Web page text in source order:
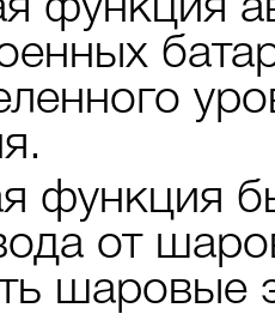
функция
функция
от
шаровые